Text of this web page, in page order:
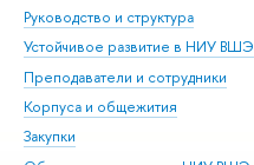
Руководство и структура
Устойчивое развитие в НИУ ВШЭ
Преподаватели и сотрудники
Корпуса и общежития
Закупки